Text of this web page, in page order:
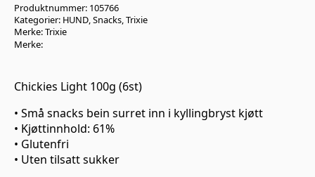
Produktnummer: 105766
Kategorier: HUND Snacks Trixie
Merke:Trixie
Merke:
Chickies Light 100g (6st)
• Små snacks bein surret inn i kyllingbryst kjøtt
• Kjøttinnhold: 61%
• Glutenfri
• Uten tilsatt sukker